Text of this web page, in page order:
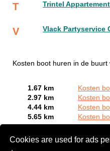
Cookies are used for ads
T Trintel
V Vlack Partyservice
Kosten boot huren in de
1.67 km
Kosten
2.97 km
Kosten
4.44 km
Kosten
5.65 km
Kosten
Bent of kent u een
Meld een bedrijf gratis aan